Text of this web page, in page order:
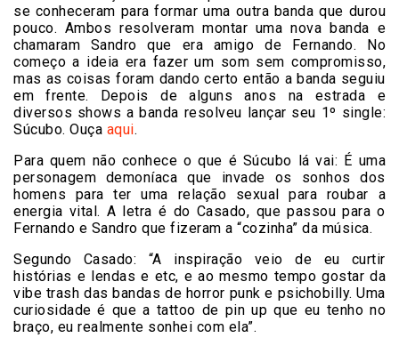
se conheceram para formar uma outra banda que durou
pouco. Ambos resolveram montar uma nova banda e
chamaram Sandro que era amigo de Fernando. No
começo a ideia era fazer um som sem compromisso,
mas as coisas foram dando certo então a banda seguiu
em frente. Depois de alguns anos na estrada e
diversos shows a banda resolveu lançar seu 1º single:
Súcubo. Ouça aqui.
Para quem não conhece o que é Súcubo lá vai: É uma
personagem demoníaca que invade os sonhos dos
homens para ter uma relação sexual para roubar a
energia vital. A letra é do Casado, que passou para o
Fernando e Sandro que fizeram a “cozinha” da música.
Segundo Casado: “A inspiração veio de eu curtir
histórias e lendas e etc, e ao mesmo tempo gostar da
vibe trash das bandas de horror punk e psichobilly. Uma
curiosidade é que a tattoo de pin up que eu tenho no
braço, eu realmente sonhei com ela”.